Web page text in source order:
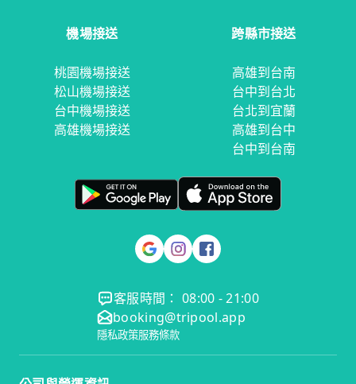
機場接送
桃園機場接送
松山機場接送
台中機場接送
高雄機場接送
跨縣市接送
高雄到台南
台中到台北
台北到宜蘭
高雄到台中
台中到台南
客服時間： 08:00 - 21:00
booking@tripool.app
隱私政策服務條款